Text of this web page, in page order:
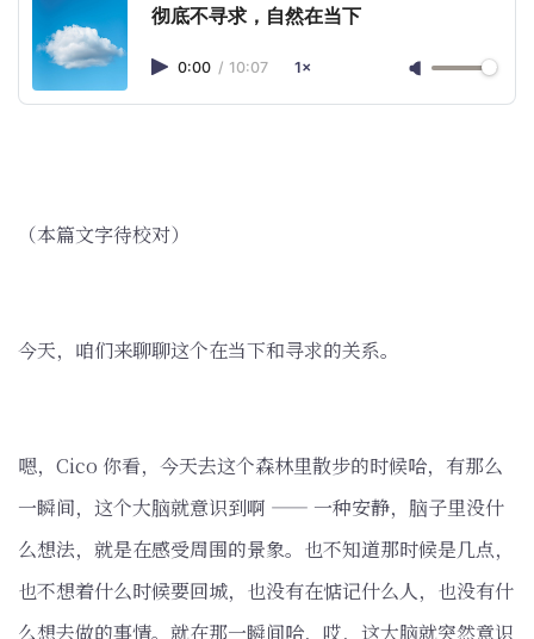
彻底不寻求，自然在当下
0:00 / 10:07 1×
（本篇文字待校对）
今天，咱们来聊聊这个在当下和寻求的关系。
嗯，Cico 你看，今天去这个森林里散步的时候哈，有那么
一瞬间，这个大脑就意识到啊 —— 一种安静，脑子里没什
么想法，就是在感受周围的景象。也不知道那时候是几点，
也不想着什么时候要回城，也没有在惦记什么人，也没有什
么想去做的事情。就在那一瞬间哈，哎，这大脑就突然意识